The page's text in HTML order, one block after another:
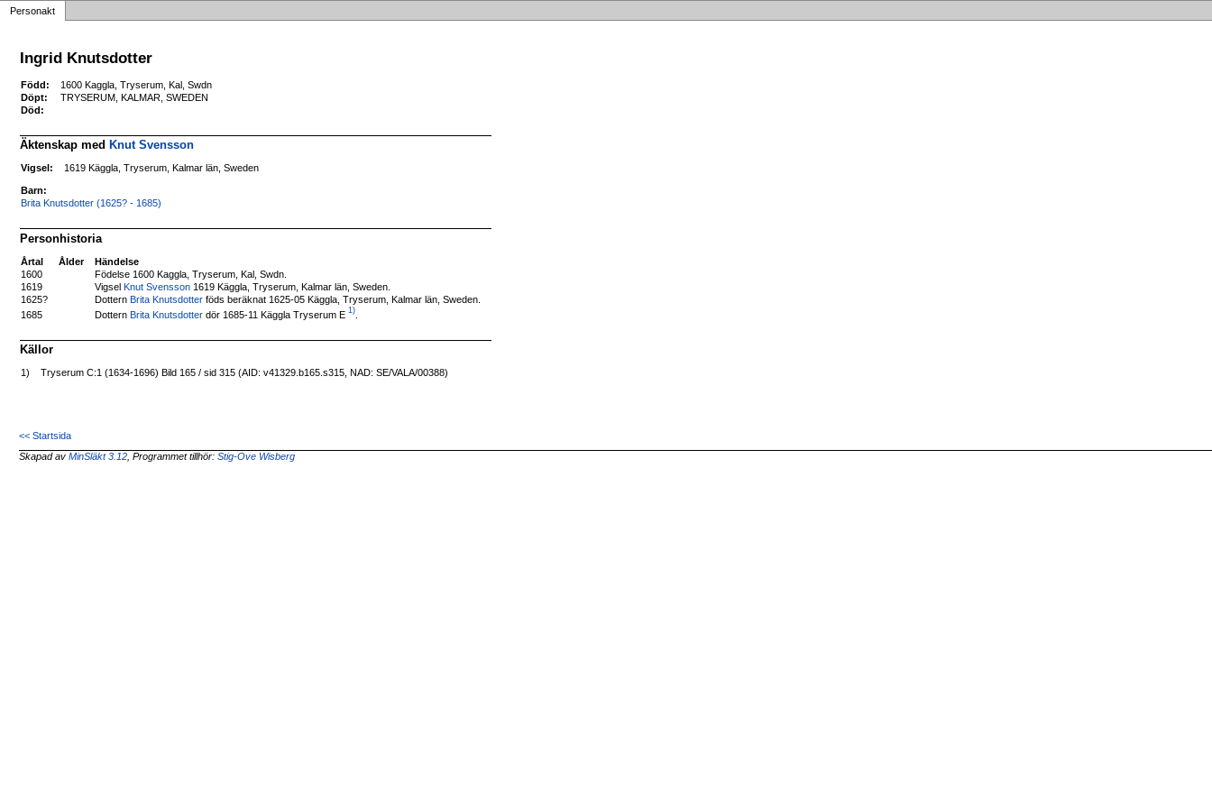
Personakt
Ingrid Knutsdotter
Född:
1600 Kaggla, Tryserum, Kal, Swdn
Döpt:
TRYSERUM, KALMAR, SWEDEN
Död:
Äktenskap med Knut Svensson
Vigsel: 1619 Käggla, Tryserum, Kalmar län, Sweden
Barn:
Brita Knutsdotter (1625? - 1685)
Personhistoria
Årtal Ålder
Händelse
1600
Födelse 1600 Kaggla, Tryserum, Kal, Swdn.
1619
VigselKnut Svensson 1619 Käggla, Tryserum, Kalmar län, Sweden.
1625?
DotternBrita Knutsdotter föds beräknat 1625-05 Käggla, Tryserum, Kalmar län, Sweden.
1685
DotternBrita Knutsdotter dör 1685-11 Käggla Tryserum E 1)
Källor
1) Tryserum C:1 (1634-1696) Bild 165 / sid 315 (AID: v41329.b165.s315, NAD: SE/VALA/00388)
<< Startsida
Skapad avMinSläkt 3.12 , Programmet tillhör:Stig-Ove Wisberg